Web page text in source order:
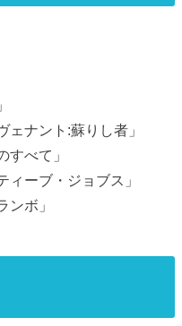
ェナント:蘇りし者」
すべて」
ーブ・ジョブス」
ンボ」